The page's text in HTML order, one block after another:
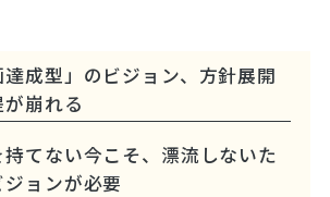
達成型」のビジョン、方針展開
崩れる
てない今こそ、漂流しないた
ジョンが必要